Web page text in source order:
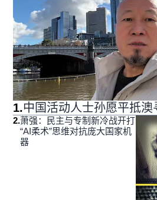
1.中国活动人士孙愿平抵澳
2.萧强：民主与专制新冷战开打
“AI柔术”思维对抗庞大国家机
器